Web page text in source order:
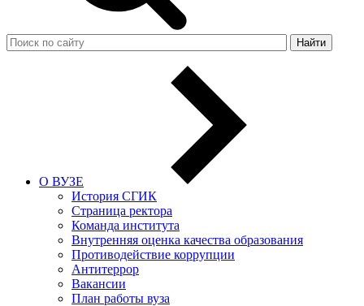
Найти
О ВУЗЕ
История СГИК
Страница ректора
Команда института
Внутренняя оценка качества образования
Противодействие коррупции
Антитеррор
Вакансии
План работы вуза